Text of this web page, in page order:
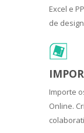
Excel e
de
Importe
Online.